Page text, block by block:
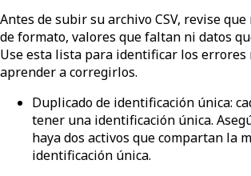
Antes de subir su archivo CSV, revise
de formato, valores que faltan ni datos
Use esta lista para identificar los errores
aprender a corregirlos.
Duplicado de identificación única:
tener una identificación única.
haya dos activos que compartan la
identificación única.